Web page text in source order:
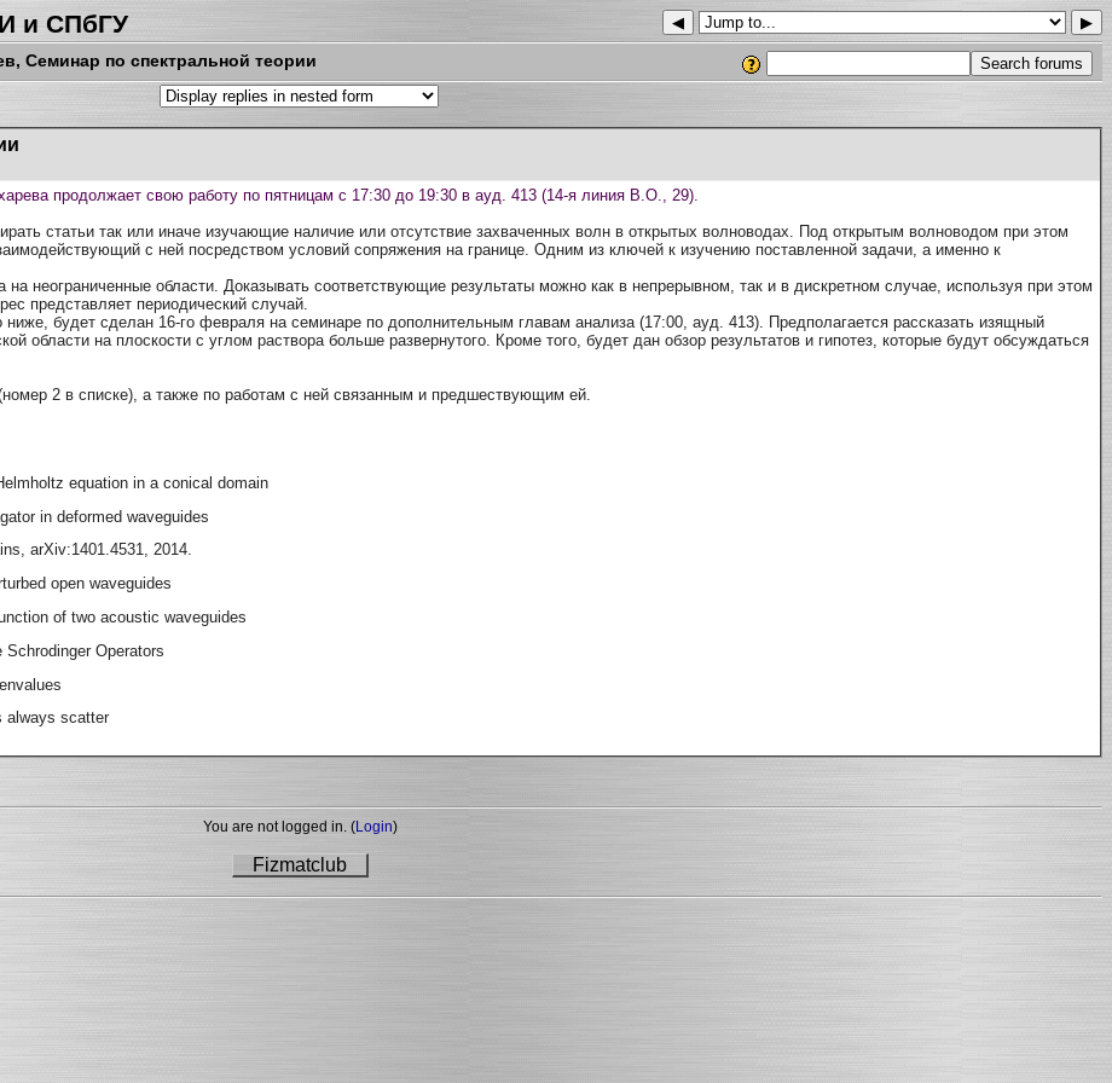
и СПбГУ ◀ ▶
Семинар по спектральной теории
продолжает свою работу по пятницам с 17:30 до 19:30 в ауд. 413 (14-я линия В.О., 29).
статьи так или иначе изучающие наличие или отсутствие захваченных волн в открытых волноводах. Под открытым волноводом при этом
с ней посредством условий сопряжения на границе. Одним из ключей к изучению поставленной задачи, а именно к
неограниченные области. Доказывать соответствующие результаты можно как в непрерывном, так и в дискретном случае, используя при этом
представляет периодический случай.
будет сделан 16-го февраля на семинаре по дополнительным главам анализа (17:00, ауд. 413). Предполагается рассказать изящный
области на плоскости с углом раствора больше развернутого. Кроме того, будет дан обзор результатов и гипотез, которые будут обсуждаться
2 в списке), а также по работам с ней связанным и предшествующим ей.
equation in a conical domain
in deformed waveguides
arXiv:1401.4531, 2014.
open waveguides
of two acoustic waveguides
Operators
always scatter
You are not logged in. (Login)
Fizmatclub